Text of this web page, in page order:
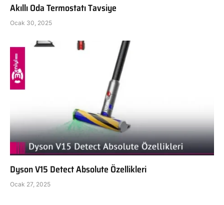
Akıllı Oda Termostatı Tavsiye
Ocak 30, 2025
Dyson V15 Detect Absolute Özellikleri
Ocak 27, 2025